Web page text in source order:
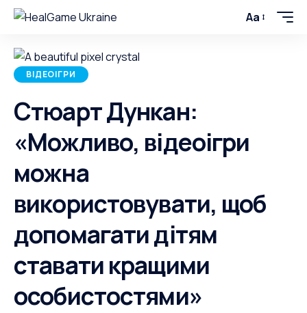
Aa
ВІДЕОІГРИ
Стюарт Дункан:
«Можливо, відеоігри
можна
використовувати, щоб
допомагати дітям
ставати кращими
особистостями»